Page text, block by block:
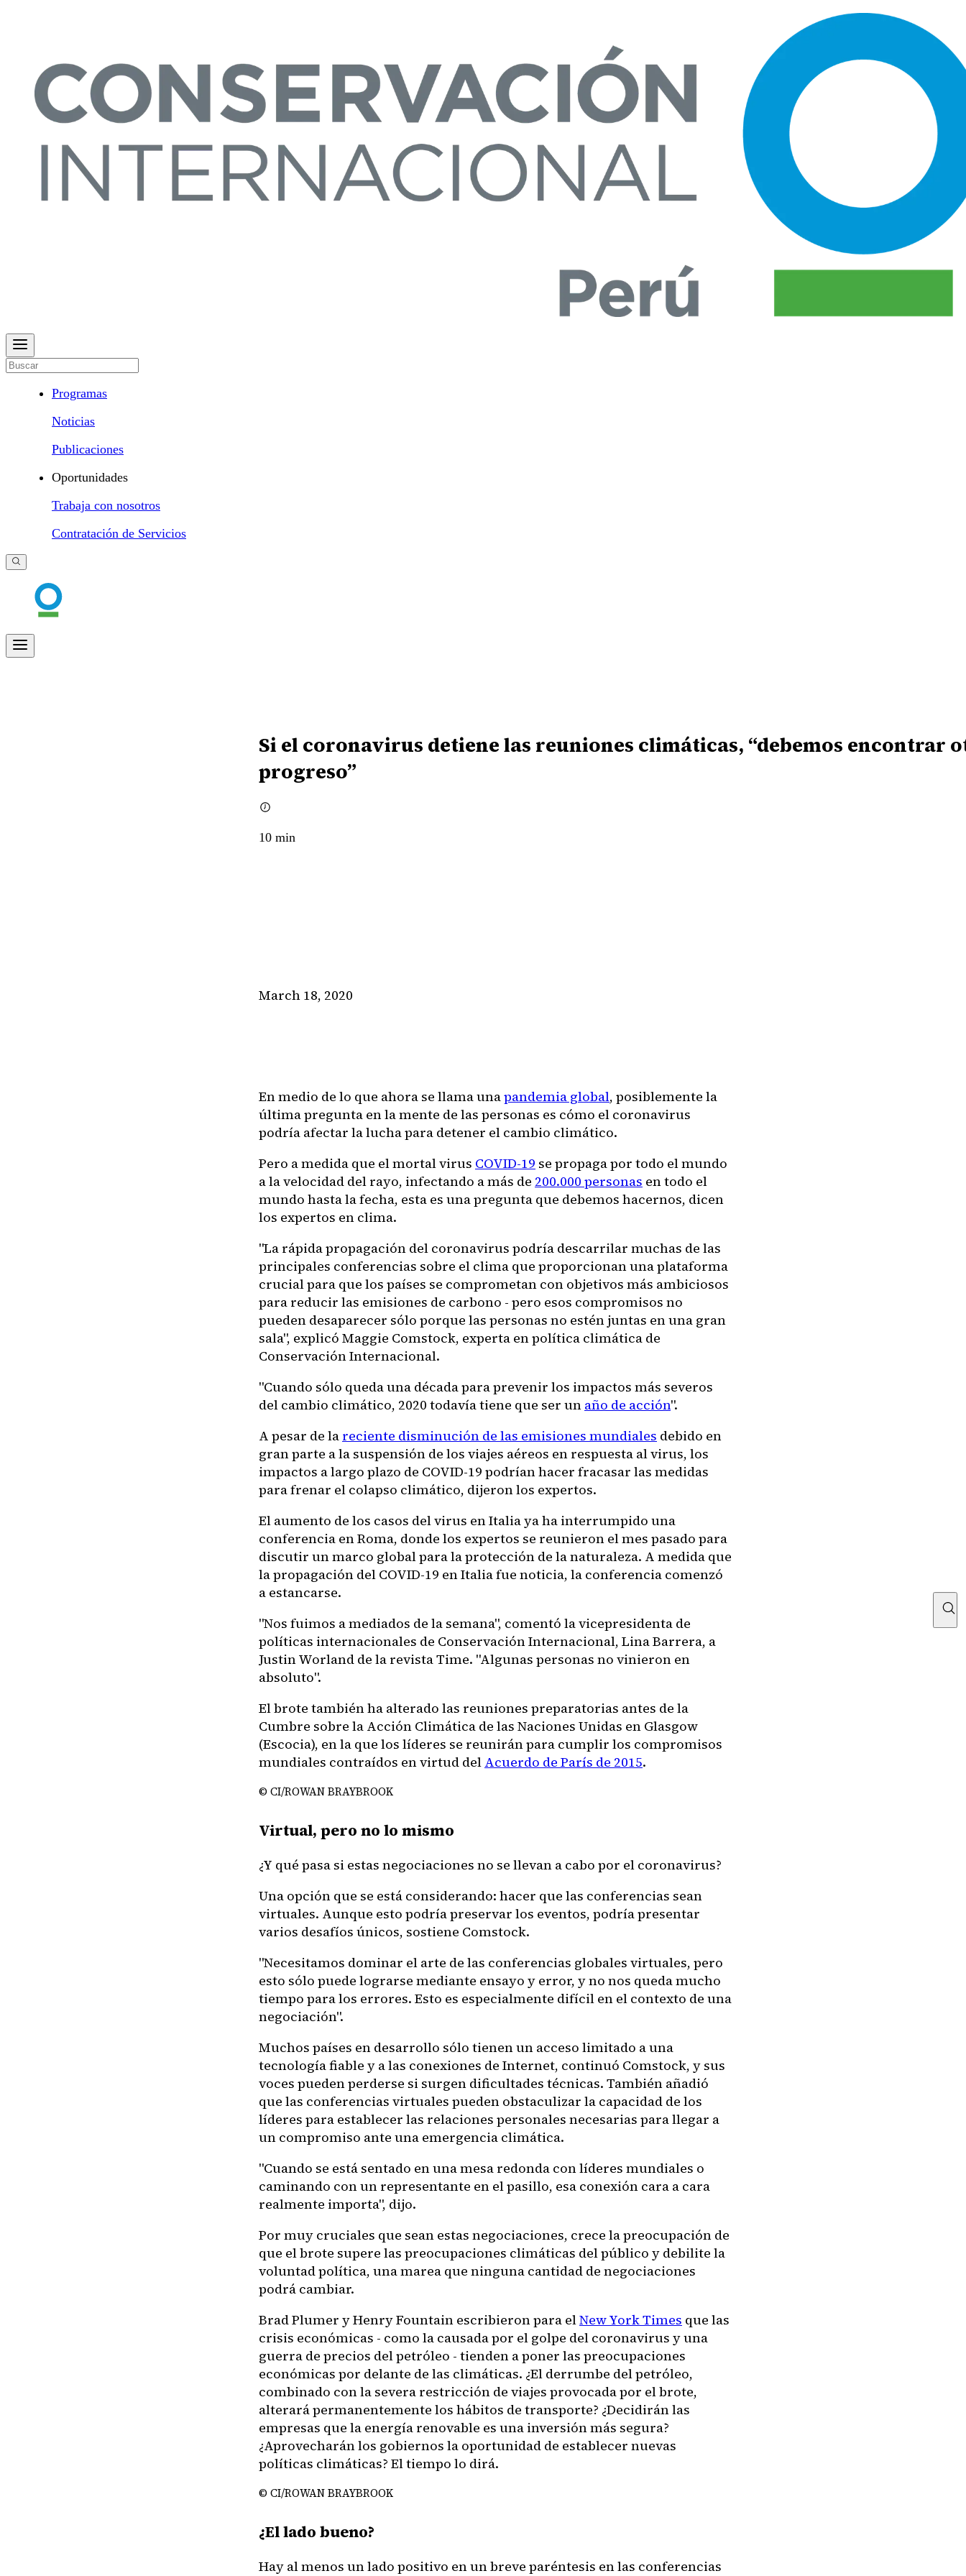
Programas
Noticias
Publicaciones
Oportunidades
Trabaja con nosotros
Contratación de Servicios
Si el coronavirus detiene las reuniones climáticas, “debemos encontrar
progreso”
10 min
March 18, 2020
En medio de lo que ahora se llama unapandemia global, posiblemente la
última pregunta en la mente de las personas es cómo el coronavirus
podría afectar la lucha para detener el cambio climático.
Pero a medida que el mortal virus COVID-19 se propaga por todo el mundo
a la velocidad del rayo, infectando a más de 200.000 personas en todo el
mundo hasta la fecha, esta es una pregunta que debemos hacernos, dicen
los expertos en clima.
"La rápida propagación del coronavirus podría descarrilar muchas de las
principales conferencias sobre el clima que proporcionan una plataforma
crucial para que los países se comprometan con objetivos más ambiciosos
para reducir las emisiones de carbono - pero esos compromisos no
pueden desaparecer sólo porque las personas no estén juntas en una gran
sala", explicó Maggie Comstock, experta en política climática de
Conservación Internacional.
"Cuando sólo queda una década para prevenir los impactos más severos
del cambio climático, 2020 todavía tiene que ser un año de acción".
A pesar de la reciente disminución de las emisiones mundiales debido en
gran parte a la suspensión de los viajes aéreos en respuesta al virus, los
impactos a largo plazo de COVID-19 podrían hacer fracasar las medidas
para frenar el colapso climático, dijeron los expertos.
El aumento de los casos del virus en Italia ya ha interrumpido una
conferencia en Roma, donde los expertos se reunieron el mes pasado para
discutir un marco global para la protección de la naturaleza. A medida que
la propagación del COVID-19 en Italia fue noticia, la conferencia comenzó
a estancarse.
"Nos fuimos a mediados de la semana", comentó la vicepresidenta de
políticas internacionales de Conservación Internacional, Lina Barrera, a
Justin Worland de la revista Time. "Algunas personas no vinieron en
absoluto".
El brote también ha alterado las reuniones preparatorias antes de la
Cumbre sobre la Acción Climática de las Naciones Unidas en Glasgow
(Escocia), en la que los líderes se reunirán para cumplir los compromisos
mundiales contraídos en virtud del Acuerdo de París de 2015.
© CI/ROWAN BRAYBROOK
Virtual, pero no lo mismo
¿Y qué pasa si estas negociaciones no se llevan a cabo por el coronavirus?
Una opción que se está considerando: hacer que las conferencias sean
virtuales. Aunque esto podría preservar los eventos, podría presentar
varios desafíos únicos, sostiene Comstock.
"Necesitamos dominar el arte de las conferencias globales virtuales, pero
esto sólo puede lograrse mediante ensayo y error, y no nos queda mucho
tiempo para los errores. Esto es especialmente difícil en el contexto de una
negociación".
Muchos países en desarrollo sólo tienen un acceso limitado a una
tecnología fiable y a las conexiones de Internet, continuó Comstock, y sus
voces pueden perderse si surgen dificultades técnicas. También añadió
que las conferencias virtuales pueden obstaculizar la capacidad de los
líderes para establecer las relaciones personales necesarias para llegar a
un compromiso ante una emergencia climática.
"Cuando se está sentado en una mesa redonda con líderes mundiales o
caminando con un representante en el pasillo, esa conexión cara a cara
realmente importa", dijo.
Por muy cruciales que sean estas negociaciones, crece la preocupación de
que el brote supere las preocupaciones climáticas del público y debilite la
voluntad política, una marea que ninguna cantidad de negociaciones
podrá cambiar.
Brad Plumer y Henry Fountain escribieron para elNew York Times que las
crisis económicas - como la causada por el golpe del coronavirus y una
guerra de precios del petróleo - tienden a poner las preocupaciones
económicas por delante de las climáticas. ¿El derrumbe del petróleo,
combinado con la severa restricción de viajes provocada por el brote,
alterará permanentemente los hábitos de transporte? ¿Decidirán las
empresas que la energía renovable es una inversión más segura?
¿Aprovecharán los gobiernos la oportunidad de establecer nuevas
políticas climáticas? El tiempo lo dirá.
© CI/ROWAN BRAYBROOK
¿El lado bueno?
Hay al menos un lado positivo en un breve paréntesis en las conferencias